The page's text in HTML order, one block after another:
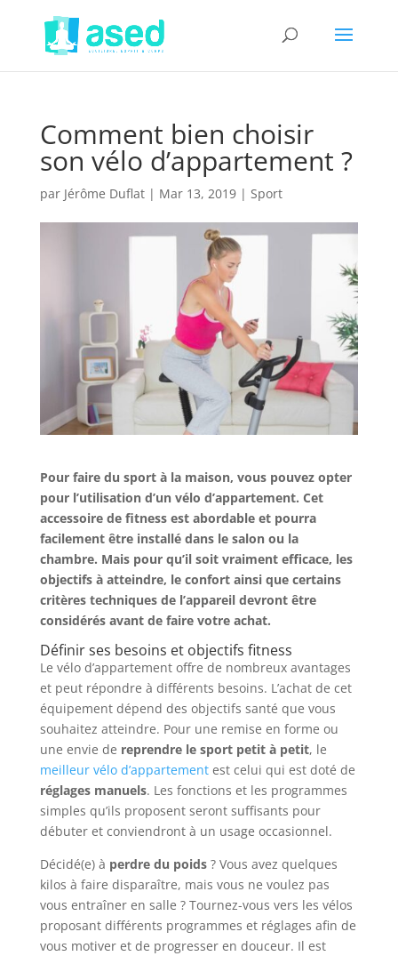
Comment bien choisir
son vélo d’appartement ?
par Jérôme Duflat| Mar 13, 2019| Sport
Pour faire du sport à la maison, vous pouvez opter
pour l’utilisation d’un vélo d’appartement. Cet
accessoire de fitness est abordable et pourra
facilement être installé dans le salon ou la
chambre. Mais pour qu’il soit vraiment efficace, les
objectifs à atteindre, le confort ainsi que certains
critères techniques de l’appareil devront être
considérés avant de faire votre achat.
Définir ses besoins et objectifs fitness
Le vélo d’appartement offre de nombreux avantages
et peut répondre à différents besoins. L’achat de cet
équipement dépend des objectifs santé que vous
souhaitez atteindre. Pour une remise en forme ou
une envie de reprendre le sport petit à petit, le
meilleur vélo d’appartementest celui qui est doté de
réglages manuels. Les fonctions et les programmes
simples qu’ils proposent seront suffisants pour
débuter et conviendront à un usage occasionnel.
Décidé(e) à perdre du poids? Vous avez quelques
kilos à faire disparaître, mais vous ne voulez pas
vous entraîner en salle ? Tournez-vous vers les vélos
proposant différents programmes et réglages afin de
vous motiver et de progresser en douceur. Il est